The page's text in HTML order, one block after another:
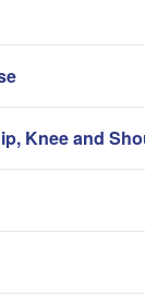
Knee and